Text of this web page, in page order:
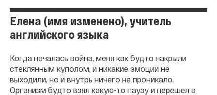
Елена (имя изменено), учитель
английского языка
Когда началась война, меня как будто накрыли
стеклянным куполом, и никакие эмоции не
выходили, но и внутрь ничего не проникало.
Организм будто взял какую-то паузу и перешел в